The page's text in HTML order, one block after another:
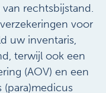
rechtsbijstand.
voor
uw inventaris,
terwijl ook een
(AOV) en een
(para)medicus